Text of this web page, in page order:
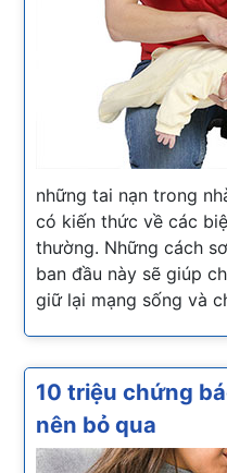
những tai nạn trong
có kiến thức về các
thường. Những cách
ban đầu này sẽ giúp
giữ lại mạng sống và
10 triệu chứng
nên bỏ qua